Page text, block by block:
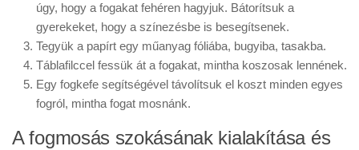
úgy, hogy a fogakat fehéren hagyjuk. Bátorítsuk a
gyerekeket, hogy a színezésbe is besegítsenek.
Tegyük a papírt egy műanyag fóliába, bugyiba, tasakba.
Táblafilccel fessük át a fogakat, mintha koszosak lennének.
Egy fogkefe segítségével távolítsuk el koszt minden egyes
fogról, mintha fogat mosnánk.
A fogmosás szokásának kialakítása és